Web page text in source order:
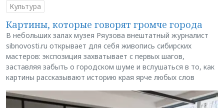
Культура
Картины, которые говорят громче города
В небольших залах музея Ряузова внештатный журналист
sibnovosti.ru открывает для себя живопись сибирских
мастеров: экспозиция захватывает с первых шагов,
заставляя забыть о городском шуме и вслушаться в то, как
картины рассказывают историю края ярче любых слов